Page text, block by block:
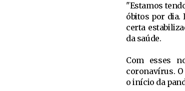
"Estamos
óbitos por dia.
certa
da saúde.
Com esses
coronavírus. O
o início da